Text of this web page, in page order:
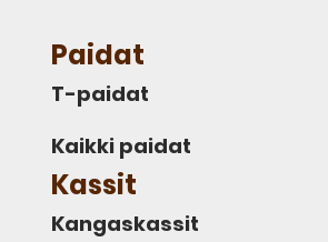
Paidat
T-paidat
Kaikki paidat
Kassit
Kangaskassit